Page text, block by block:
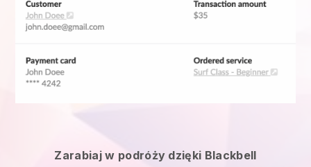
Zarabiaj w podróży dzięki Blackbell